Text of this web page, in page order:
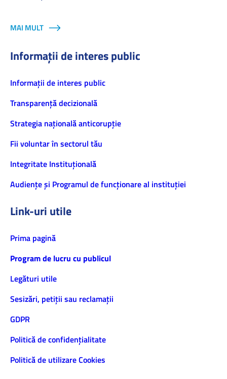
MAI MULT
Informații de interes public
Informaţii de interes public
Transparență decizională
Strategia națională anticorupție
Fii voluntar în sectorul tău
Integritate Instituțională
Audiențe și Programul de funcționare al instituției
Link-uri utile
Prima pagină
Program de lucru cu publicul
Legături utile
Sesizări, petiţii sau reclamații
GDPR
Politică de confidenţialitate
Politică de utilizare Cookies